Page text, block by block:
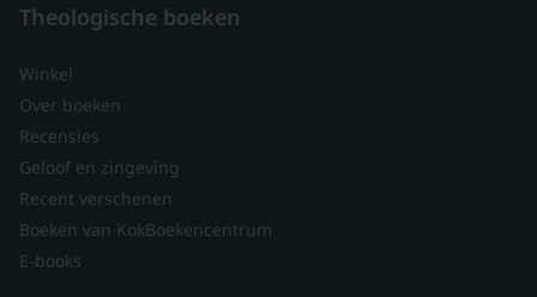
Theologische boeken
Winkel
Over boeken
Recensies
Geloof en zingeving
Recent verschenen
Boeken van KokBoekencentrum
E-books